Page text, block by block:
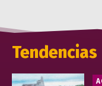
Tendencias